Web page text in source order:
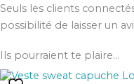
Seuls les clients
possibilité de laisser un
Ils pourraient te plaire...
Ce